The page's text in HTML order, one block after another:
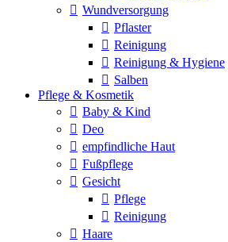
Wundversorgung
Pflaster
Reinigung
Reinigung & Hygiene
Salben
Pflege & Kosmetik
Baby & Kind
Deo
empfindliche Haut
Fußpflege
Gesicht
Pflege
Reinigung
Haare